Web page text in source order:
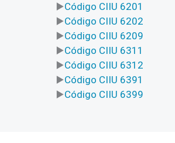
Código CIIU 6201
Código CIIU 6202
Código CIIU 6209
Código CIIU 6311
Código CIIU 6312
Código CIIU 6391
Código CIIU 6399